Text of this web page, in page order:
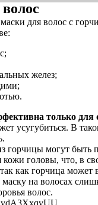
для волос с
желез;
только
усугубиться. В
горчицы могут быть
головы, что, в
как горчица
на волосах
волос.